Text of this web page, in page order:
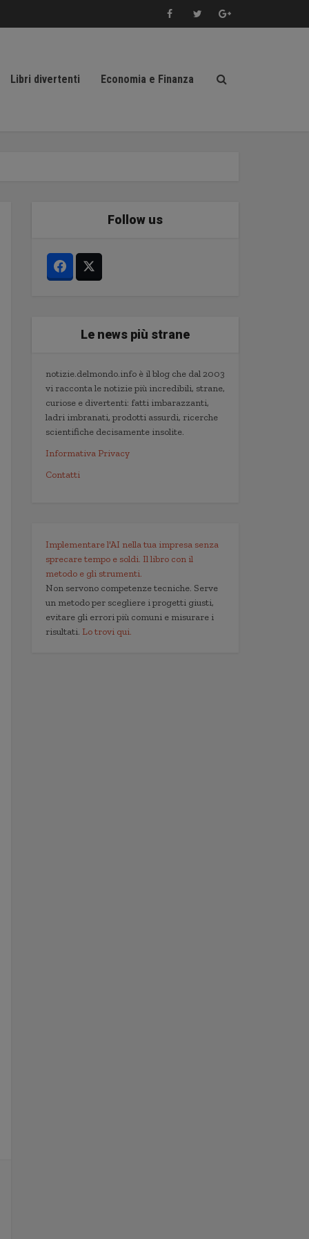
Libri divertenti Economia e Finanza
Follow us
Le news più strane
notizie.delmondo.info è il blog che dal 2003
vi racconta le notizie più incredibili, strane,
curiose e divertenti: fatti imbarazzanti,
ladri imbranati, prodotti assurdi, ricerche
scientifiche decisamente insolite.
Informativa Privacy
Contatti
Implementare l'AI nella tua impresa senza
sprecare tempo e soldi. Il libro con il
metodo e gli strumenti.
Non servono competenze tecniche. Serve
un metodo per scegliere i progetti giusti,
evitare gli errori più comuni e misurare i
risultati. Lo trovi qui.